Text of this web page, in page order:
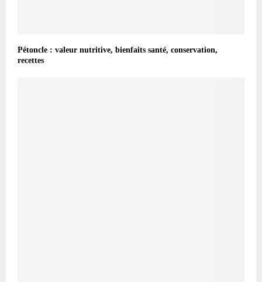
Pétoncle : valeur nutritive, bienfaits santé, conservation,
recettes